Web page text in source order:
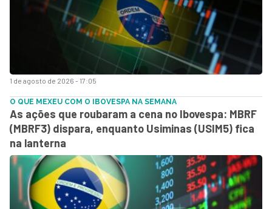
1 de agosto de 2026 - 17:05
O QUE MEXEU COM O IBOVESPA NA SEMANA
As ações que roubaram a cena no Ibovespa: MBRF
(MBRF3) dispara, enquanto Usiminas (USIM5) fica
na lanterna